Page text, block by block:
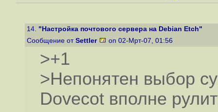
14. "Настройка почтового сервера на Debian Etch"
Сообщение от Settler on 02-Мрт-07, 01:56
>+1
>Непонятен выбор
Dovecot вполне